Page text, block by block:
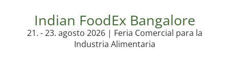
Indian FoodEx Bangalore
21. - 23. agosto 2026 | Feria Comercial para la
Industria Alimentaria
Sectores de proveedor de servicios